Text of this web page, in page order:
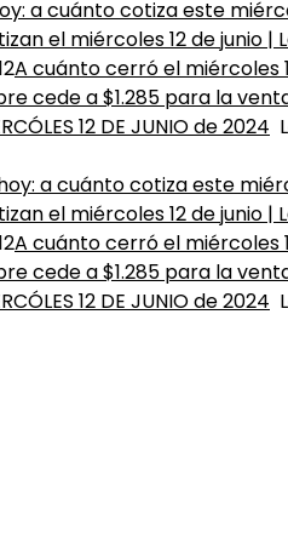
a cuánto cotiza este
el miércoles 12 de junio
A cuánto cerró el miércoles
cede a $1.285 para la
12 DE JUNIO de 2024
a cuánto cotiza este
el miércoles 12 de junio
A cuánto cerró el miércoles
cede a $1.285 para la
12 DE JUNIO de 2024